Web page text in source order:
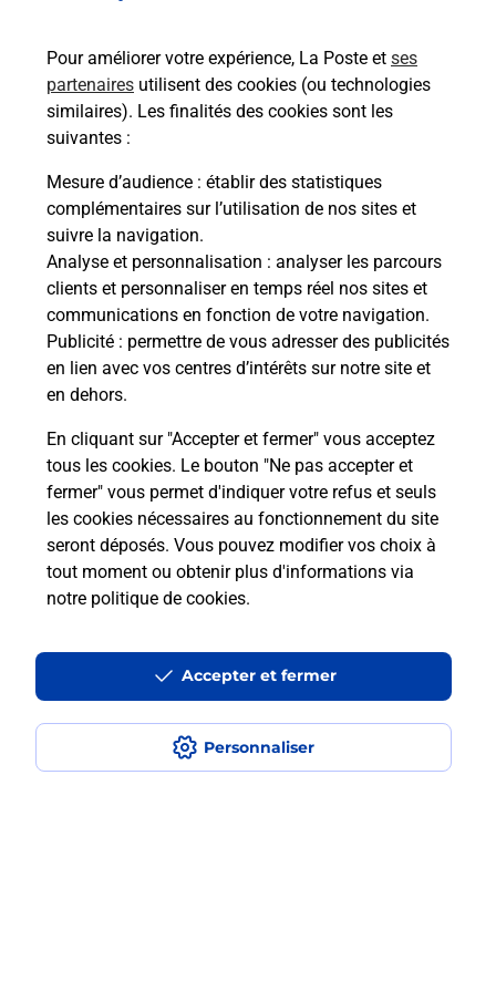
Pour améliorer votre expérience, La Poste et ses
partenaires utilisent des cookies (ou technologies
similaires). Les finalités des cookies sont les
suivantes :
Mesure d’audience : établir des statistiques
complémentaires sur l’utilisation de nos sites et
suivre la navigation.
Analyse et personnalisation : analyser les parcours
clients et personnaliser en temps réel nos sites et
communications en fonction de votre navigation.
Publicité : permettre de vous adresser des publicités
en lien avec vos centres d’intérêts sur notre site et
en dehors.
En cliquant sur "Accepter et fermer" vous acceptez
tous les cookies. Le bouton "Ne pas accepter et
fermer" vous permet d'indiquer votre refus et seuls
les cookies nécessaires au fonctionnement du site
seront déposés. Vous pouvez modifier vos choix à
tout moment ou obtenir plus d'informations via
notre politique de cookies.
Personnaliser
Accepter et fermer
Acheter un iPhone neuf ou reconditionné
Vous recherchez un smartphone pas cher proche
de chez vous ? Découvrez notre offre de
téléphones iPhone Apple dans vos bureaux de
Poste à VEAUCHE (42340) !
En savoir plus
Questions fréquemment posées
Comment retourner un colis acheté
en ligne depuis votre boîte aux lettres
Comment envoyer un colis ou faire un
retour chez un e-commerçant sans se
déplacer ?